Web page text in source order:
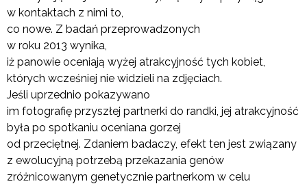
w kontaktach z nimi to,
co nowe. Z badań przeprowadzonych
w roku 2013 wynika,
iż panowie oceniają wyżej atrakcyjność tych kobiet,
których wcześniej nie widzieli na zdjęciach.
Jeśli uprzednio pokazywano
im fotografię przyszłej partnerki do randki, jej atrakcyjność
była po spotkaniu oceniana gorzej
od przeciętnej. Zdaniem badaczy, efekt ten jest związany
z ewolucyjną potrzebą przekazania genów
zróżnicowanym genetycznie partnerkom w celu